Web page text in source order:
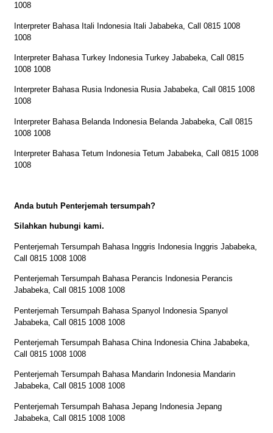
1008
Interpreter Bahasa Itali Indonesia Itali Jababeka, Call 0815 1008
1008
Interpreter Bahasa Turkey Indonesia Turkey Jababeka, Call 0815
1008 1008
Interpreter Bahasa Rusia Indonesia Rusia Jababeka, Call 0815 1008
1008
Interpreter Bahasa Belanda Indonesia Belanda Jababeka, Call 0815
1008 1008
Interpreter Bahasa Tetum Indonesia Tetum Jababeka, Call 0815 1008
1008
Anda butuh Penterjemah tersumpah?
Silahkan hubungi kami.
Penterjemah Tersumpah Bahasa Inggris Indonesia Inggris Jababeka,
Call 0815 1008 1008
Penterjemah Tersumpah Bahasa Perancis Indonesia Perancis
Jababeka, Call 0815 1008 1008
Penterjemah Tersumpah Bahasa Spanyol Indonesia Spanyol
Jababeka, Call 0815 1008 1008
Penterjemah Tersumpah Bahasa China Indonesia China Jababeka,
Call 0815 1008 1008
Penterjemah Tersumpah Bahasa Mandarin Indonesia Mandarin
Jababeka, Call 0815 1008 1008
Penterjemah Tersumpah Bahasa Jepang Indonesia Jepang
Jababeka, Call 0815 1008 1008